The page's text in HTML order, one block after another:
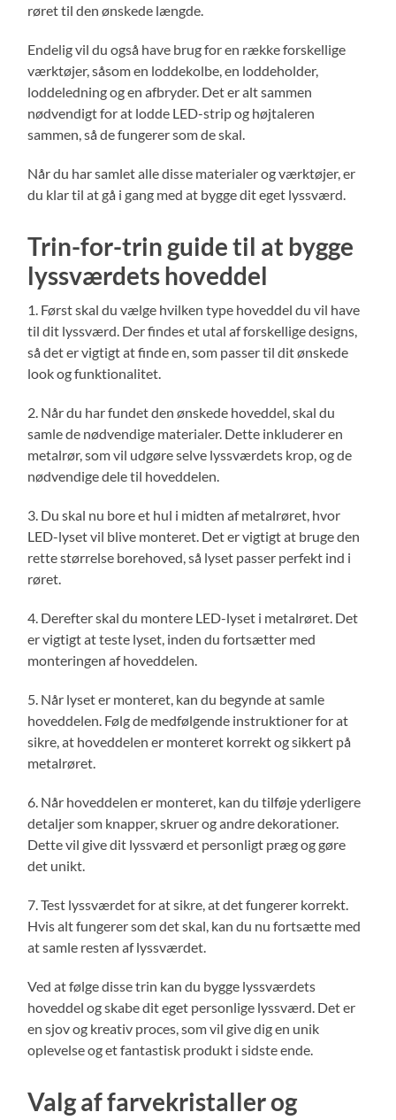
røret til den ønskede længde.
Endelig vil du også have brug for en række forskellige
værktøjer, såsom en loddekolbe, en loddeholder,
loddeledning og en afbryder. Det er alt sammen
nødvendigt for at lodde LED-strip og højtaleren
sammen, så de fungerer som de skal.
Når du har samlet alle disse materialer og værktøjer, er
du klar til at gå i gang med at bygge dit eget lyssværd.
Trin-for-trin guide til at bygge
lyssværdets hoveddel
1. Først skal du vælge hvilken type hoveddel du vil have
til dit lyssværd. Der findes et utal af forskellige designs,
så det er vigtigt at finde en, som passer til dit ønskede
look og funktionalitet.
2. Når du har fundet den ønskede hoveddel, skal du
samle de nødvendige materialer. Dette inkluderer en
metalrør, som vil udgøre selve lyssværdets krop, og de
nødvendige dele til hoveddelen.
3. Du skal nu bore et hul i midten af metalrøret, hvor
LED-lyset vil blive monteret. Det er vigtigt at bruge den
rette størrelse borehoved, så lyset passer perfekt ind i
røret.
4. Derefter skal du montere LED-lyset i metalrøret. Det
er vigtigt at teste lyset, inden du fortsætter med
monteringen af hoveddelen.
5. Når lyset er monteret, kan du begynde at samle
hoveddelen. Følg de medfølgende instruktioner for at
sikre, at hoveddelen er monteret korrekt og sikkert på
metalrøret.
6. Når hoveddelen er monteret, kan du tilføje yderligere
detaljer som knapper, skruer og andre dekorationer.
Dette vil give dit lyssværd et personligt præg og gøre
det unikt.
7. Test lyssværdet for at sikre, at det fungerer korrekt.
Hvis alt fungerer som det skal, kan du nu fortsætte med
at samle resten af lyssværdet.
Ved at følge disse trin kan du bygge lyssværdets
hoveddel og skabe dit eget personlige lyssværd. Det er
en sjov og kreativ proces, som vil give dig en unik
oplevelse og et fantastisk produkt i sidste ende.
Valg af farvekristaller og